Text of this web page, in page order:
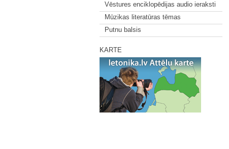
Vēstures enciklopēdijas audio ieraksti
Mūzikas literatūras tēmas
Putnu balsis
KARTE